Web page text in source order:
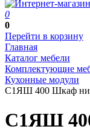
0
0
Перейти в корзину
Главная
Каталог мебели
Комплектующие
Кухонные модули
С1ЯШ 400 Шкаф
С1ЯШ